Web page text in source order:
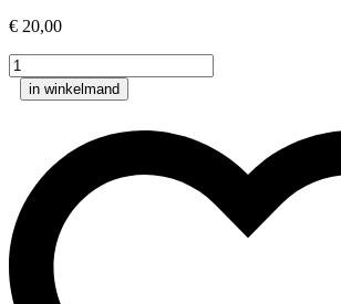
€ 20,00
Natuniek
antwoordenschrift
in winkelmand